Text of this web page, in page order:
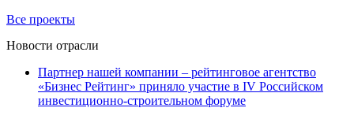
Все проекты
Новости отрасли
Партнер нашей компании – рейтинговое агентство
«Бизнес Рейтинг» приняло участие в IV Российском
инвестиционно-строительном форуме